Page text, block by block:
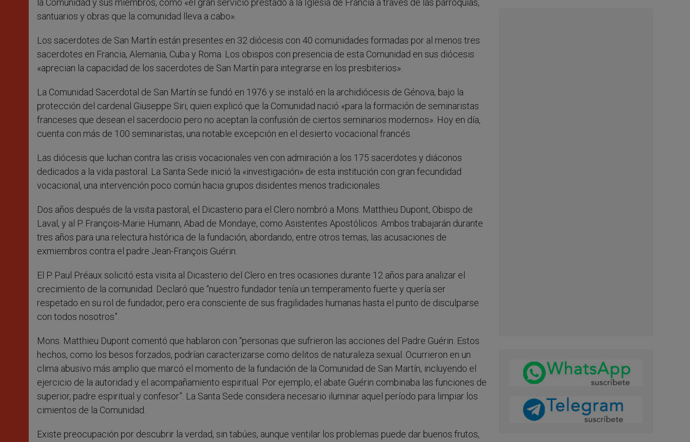
la Comunidad y sus miembros, como «el gran servicio prestado a la Iglesia de Francia a través de las parroquias,
santuarios y obras que la comunidad lleva a cabo».
Los sacerdotes de San Martín están presentes en 32 diócesis con 40 comunidades formadas por al menos tres
sacerdotes en Francia, Alemania, Cuba y Roma. Los obispos con presencia de esta Comunidad en sus diócesis
«aprecian la capacidad de los sacerdotes de San Martín para integrarse en los presbiterios».
La Comunidad Sacerdotal de San Martín se fundó en 1976 y se instaló en la archidiócesis de Génova, bajo la
protección del cardenal Giuseppe Siri, quien explicó que la Comunidad nació «para la formación de seminaristas
franceses que desean el sacerdocio pero no aceptan la confusión de ciertos seminarios modernos». Hoy en día,
cuenta con más de 100 seminaristas, una notable excepción en el desierto vocacional francés.
Las diócesis que luchan contra las crisis vocacionales ven con admiración a los 175 sacerdotes y diáconos
dedicados a la vida pastoral. La Santa Sede inició la «investigación» de esta institución con gran fecundidad
vocacional, una intervención poco común hacia grupos disidentes menos tradicionales.
Dos años después de la visita pastoral, el Dicasterio para el Clero nombró a Mons. Matthieu Dupont, Obispo de
Laval, y al P. François-Marie Humann, Abad de Mondaye, como Asistentes Apostólicos. Ambos trabajarán durante
tres años para una relectura histórica de la fundación, abordando, entre otros temas, las acusaciones de
exmiembros contra el padre Jean-François Guérin.
El P. Paul Préaux solicitó esta visita al Dicasterio del Clero en tres ocasiones durante 12 años para analizar el
crecimiento de la comunidad. Declaró que “nuestro fundador tenía un temperamento fuerte y quería ser
respetado en su rol de fundador, pero era consciente de sus fragilidades humanas hasta el punto de disculparse
con todos nosotros”.
Mons. Matthieu Dupont comentó que hablaron con “personas que sufrieron las acciones del Padre Guérin. Estos
hechos, como los besos forzados, podrían caracterizarse como delitos de naturaleza sexual. Ocurrieron en un
clima abusivo más amplio que marcó el momento de la fundación de la Comunidad de San Martín, incluyendo el
ejercicio de la autoridad y el acompañamiento espiritual. Por ejemplo, el abate Guérin combinaba las funciones de
superior, padre espiritual y confesor”. La Santa Sede considera necesario iluminar aquel período para limpiar los
cimientos de la Comunidad.
Existe preocupación por descubrir la verdad, sin tabúes, aunque ventilar los problemas puede dar buenos frutos,